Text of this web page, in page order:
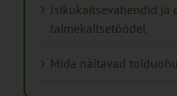
Isikukaitsevahendid ja
taimekaitsetöödel
Mida näitavad